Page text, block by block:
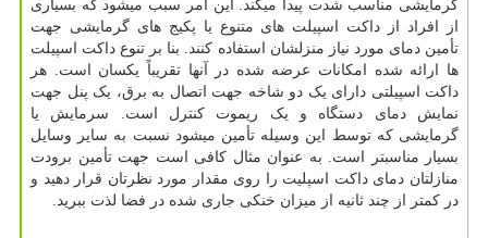
گرمایشی مناسب شدت پیدا میکند. این امر سبب میشود که بسیاری
از افراد از داکت اسپیلت های متنوع یا پکیج های گرمایشی جهت
تأمین دمای مورد نیاز منزلشان استفاده کنند. بنا بر تنوع داکت اسپیلت
ها ارائه شده امکانات عرضه شده در آنها تقریباً یکسان است. هر
داکت اسپیلتی دارای یک دو شاخه جهت اتصال به برق، یک پنل جهت
نمایش دمای دستگاه و یک ریموت کنترل است. سرمایش یا
گرمایشی که توسط این وسیله تأمین میشود نسبت به سایر وسایل
بسیار مناسبتر است. به عنوان مثال کافی است جهت تأمین برودت
منازلتان دمای داکت اسپلیت را روی مقدار مورد نظرتان قرار دهید و
در کمتر از چند ثانیه از میزان خنکی جاری شده در فضا لذت ببرید.